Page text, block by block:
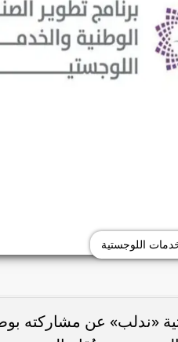
اللوجستية
«ندلب» عن مشاركته